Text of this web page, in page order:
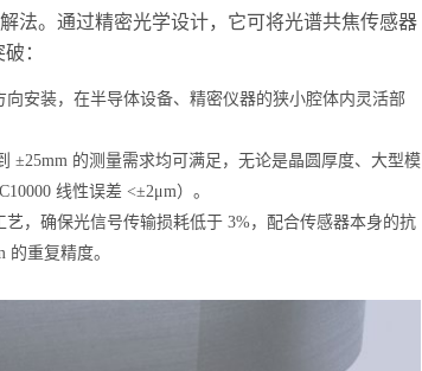
法。通过精密光学设计，它可将光谱共焦传感器
：
安装，在半导体设备、精密仪器的狭小腔体内灵活部
±25mm 的测量需求均可满足，无论是晶圆厚度、大型模
线性误差 <±2μm）。
，确保光信号传输损耗低于 3%，配合传感器本身的抗
重复精度。